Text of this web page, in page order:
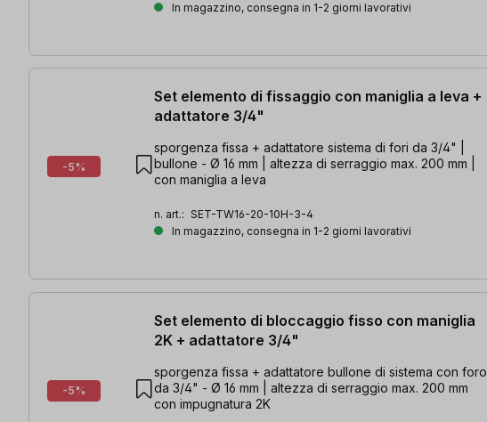
In magazzino, consegna in 1-2 giorni lavorativi
-5%
Set elemento di fissaggio con maniglia a leva +
adattatore 3/4"
sporgenza fissa + adattatore sistema di fori da 3/4" |
bullone - Ø 16 mm | altezza di serraggio max. 200 mm |
con maniglia a leva
n. art.: SET-TW16-20-10H-3-4
In magazzino, consegna in 1-2 giorni lavorativi
-5%
Set elemento di bloccaggio fisso con maniglia
2K + adattatore 3/4"
sporgenza fissa + adattatore bullone di sistema con foro
da 3/4" - Ø 16 mm | altezza di serraggio max. 200 mm
con impugnatura 2K